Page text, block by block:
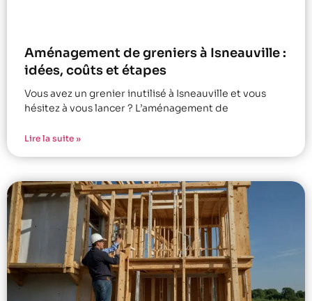
Aménagement de greniers à Isneauville :
idées, coûts et étapes
Vous avez un grenier inutilisé à Isneauville et vous
hésitez à vous lancer ? L’aménagement de
Lire la suite »